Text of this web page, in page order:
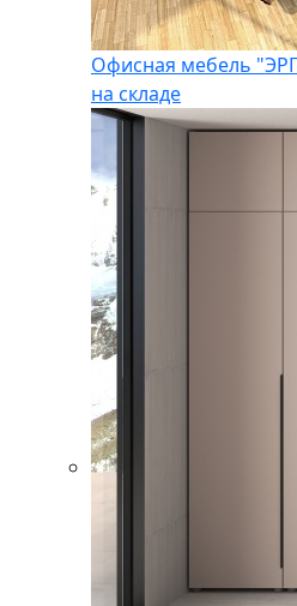
Офисная мебель
на складе